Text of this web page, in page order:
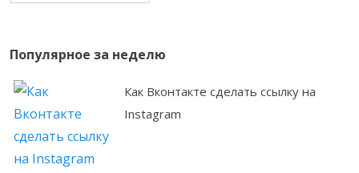
Популярное за неделю
Как Вконтакте сделать ссылку на
Instagram